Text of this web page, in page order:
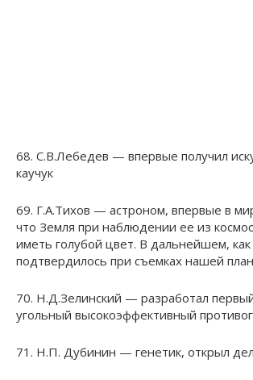
68. С.В.Лебедев — впервые получил
каучук
69. Г.А.Тихов — астроном, впервые в
что Земля при наблюдении ее из
иметь голубой цвет. В дальнейшем, как
подтвердилось при съемках нашей
70. Н.Д.Зелинский — разработал
угольный высокоэффективный
71. Н.П. Дубинин — генетик, открыл